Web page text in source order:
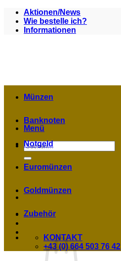
Zum
Inhalt
springen
Aktionen/News
Wie bestelle ich?
Informationen
Menü
Suchen
nach:
Münzen
Banknoten
Notgeld
Euromünzen
Goldmünzen
Zubehör
KONTAKT
+43 (0) 664 503 76 42